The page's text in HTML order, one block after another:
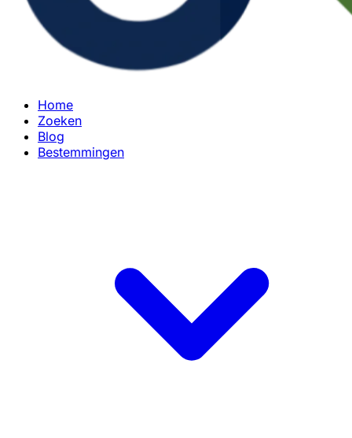
Home
Zoeken
Blog
Bestemmingen